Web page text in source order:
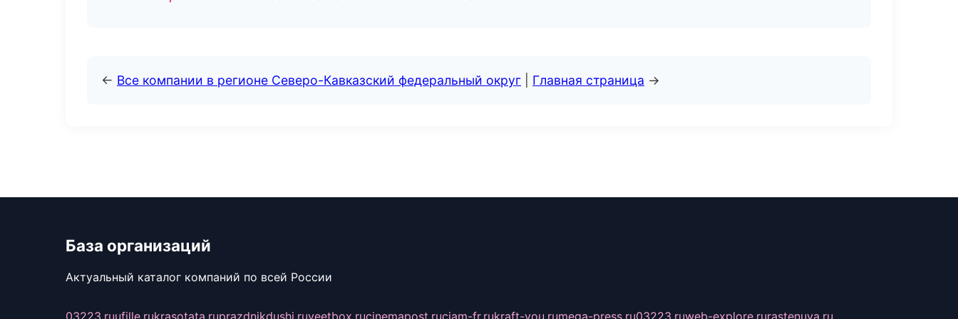
← Все компании в регионе Северо-Кавказский федеральный округ Главная страница →
База организаций
Актуальный каталог компаний по всей России
03223.ruufille.rukrasotata.ruprazdnikdushi.ruveetbox.rucinemapost.ruciam-fr.rukraft-you.rumega-press.ru03223.ruweb-explore.rurastenuya.ru